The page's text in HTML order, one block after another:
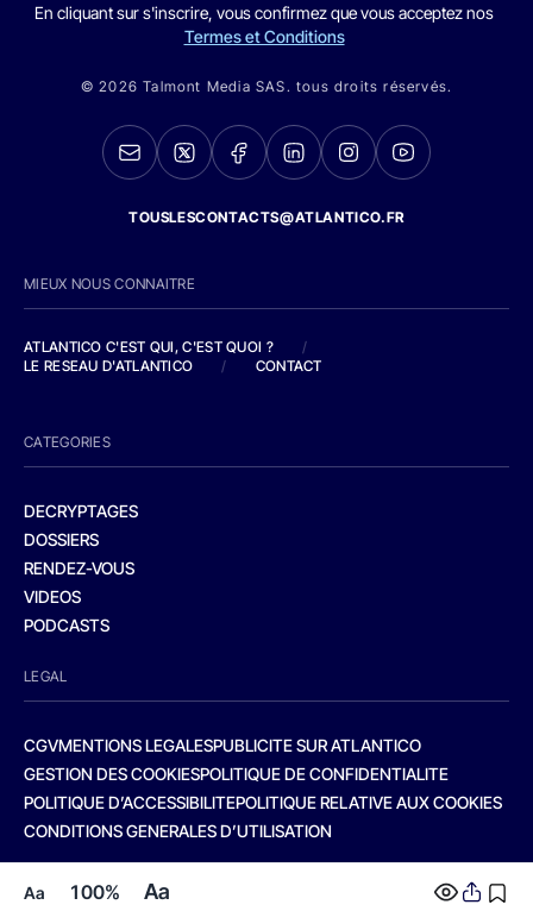
Aa 100% Aa
En cliquant sur s'inscrire, vous confirmez que vous acceptez nos
Termes et Conditions
© 2026 Talmont Media SAS. tous droits réservés.
TOUSLESCONTACTS@ATLANTICO.FR
MIEUX NOUS CONNAITRE
ATLANTICO C'EST QUI, C'EST QUOI ?
/
LE RESEAU D'ATLANTICO
/ CONTACT
CATEGORIES
DECRYPTAGES
DOSSIERS
RENDEZ-VOUS
VIDEOS
PODCASTS
LEGAL
CGVMENTIONS LEGALESPUBLICITE SUR ATLANTICO
GESTION DES COOKIESPOLITIQUE DE CONFIDENTIALITE
POLITIQUE D’ACCESSIBILITEPOLITIQUE RELATIVE AUX COOKIES
CONDITIONS GENERALES D’UTILISATION